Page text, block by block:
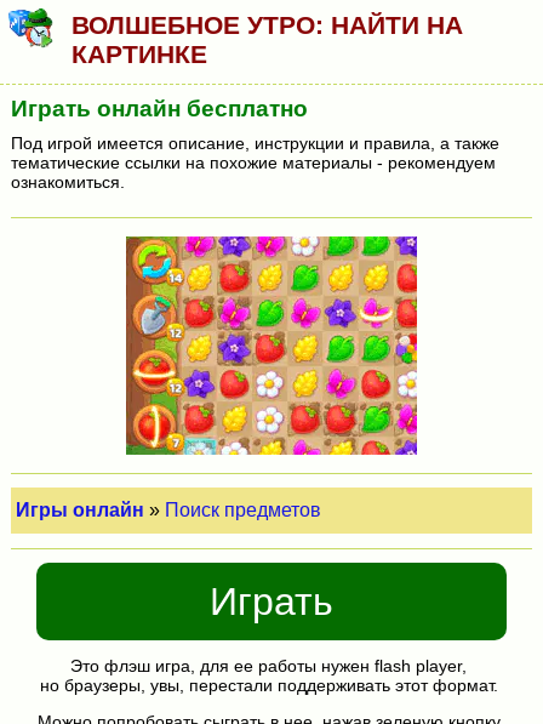
ВОЛШЕБНОЕ УТРО: НАЙТИ НА
КАРТИНКЕ
Играть онлайн бесплатно
Под игрой имеется описание, инструкции и правила, а также
тематические ссылки на похожие материалы - рекомендуем
ознакомиться.
Игры онлайн » Поиск предметов
Играть
Это флэш игра, для ее работы нужен flash player,
но браузеры, увы, перестали поддерживать этот формат.